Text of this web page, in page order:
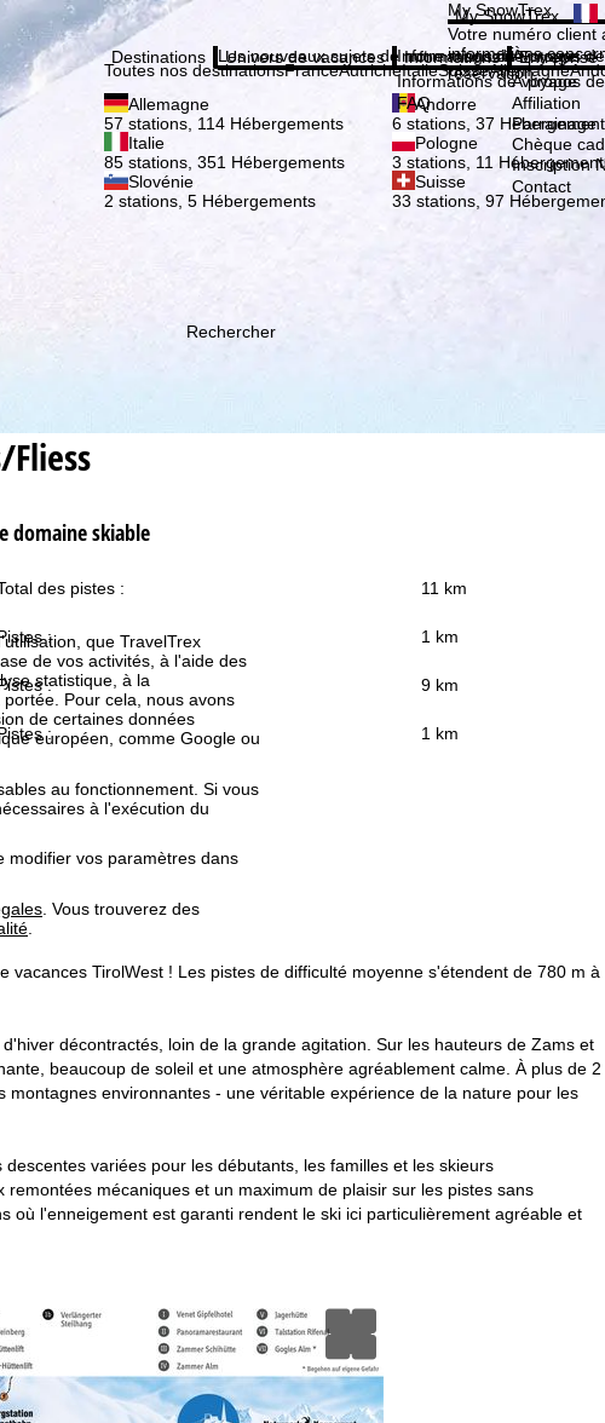
que TravelTrex
de vos activités, à l'aide des
statistique, à la
Pour cela, nous avons
de certaines données
européen, comme Google ou
au fonctionnement. Si vous
à l'exécution du
modifier vos paramètres dans
. Vous trouverez des
Inscription
My SnowTrex
My SnowTrex
Votre numéro client
informations
réservation.
Destinations
Toutes nos destinationsFranceAutricheItalieSuisseAllemagne
Allemagne
57 stations, 114 Hébergements
Andorre
6 stations, 37
Italie
85 stations, 351 Hébergements
Pologne
3 stations, 11
Slovénie
2 stations, 5 Hébergements
Suisse
33 stations, 97
Univers de vacances
Les nouveaux sujets de notre magazine
Informations
Informations de voyage
Informations de voyage
FAQ
Entreprise
À propos
À propos
Affiliation
Parrainage
Chèque
Inscription
Contact
Rechercher
domaine skiable
des pistes : 11 km
: 1 km
: 9 km
: 1 km
TirolWest ! Les pistes de difficulté moyenne s'étendent de 780 m à
décontractés, loin de la grande agitation. Sur les hauteurs de Zams et
beaucoup de soleil et une atmosphère agréablement calme. À plus de 2
environnantes - une véritable expérience de la nature pour les
variées pour les débutants, les familles et les skieurs
mécaniques et un maximum de plaisir sur les pistes sans
où l'enneigement est garanti rendent le ski ici particulièrement agréable et